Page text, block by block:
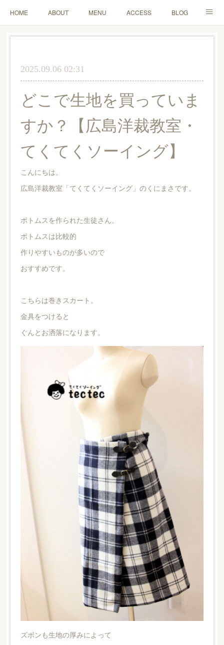
HOME ABOUT MENU ACCESS BLOG
MAIL
2025.09.06 02:31
どこで生地を買っていま
すか？【広島洋裁教室・
てくてくソーイング】
こんにちは。
広島洋裁教室「てくてくソーイング」のくにまさです。
ボトムスを作られた生徒さん。
ボトムスは比較的
作りやすいものが多いので
おすすめです。
こちらは巻きスカート。
金具をつけると
ぐんとお洒落になります。
ズボンも生地の厚みによって